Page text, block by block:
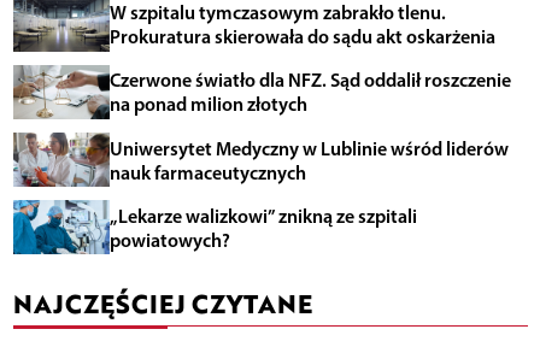
W szpitalu tymczasowym zabrakło tlenu.
Prokuratura skierowała do sądu akt oskarżenia
Czerwone światło dla NFZ. Sąd oddalił roszczenie
na ponad milion złotych
Uniwersytet Medyczny w Lublinie wśród liderów
nauk farmaceutycznych
„Lekarze walizkowi” znikną ze szpitali
powiatowych?
NAJCZĘŚCIEJ CZYTANE